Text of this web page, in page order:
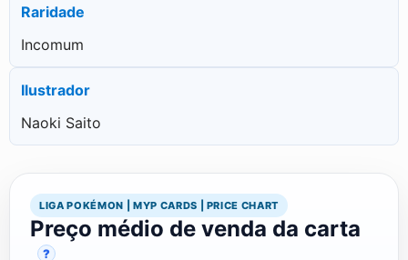
Raridade
Incomum
Ilustrador
Naoki Saito
LIGA POKÉMON | MYP CARDS | PRICE CHART
Preço médio de venda da carta
?